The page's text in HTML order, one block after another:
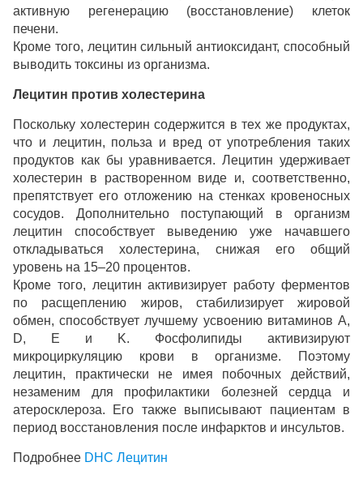
активную регенерацию (восстановление) клеток
печени.
Кроме того, лецитин сильный антиоксидант, способный
выводить токсины из организма.
Лецитин против холестерина
Поскольку холестерин содержится в тех же продуктах,
что и лецитин, польза и вред от употребления таких
продуктов как бы уравнивается. Лецитин удерживает
холестерин в растворенном виде и, соответственно,
препятствует его отложению на стенках кровеносных
сосудов. Дополнительно поступающий в организм
лецитин способствует выведению уже начавшего
откладываться холестерина, снижая его общий
уровень на 15–20 процентов.
Кроме того, лецитин активизирует работу ферментов
по расщеплению жиров, стабилизирует жировой
обмен, способствует лучшему усвоению витаминов А,
D, E и K. Фосфолипиды активизируют
микроциркуляцию крови в организме. Поэтому
лецитин, практически не имея побочных действий,
незаменим для профилактики болезней сердца и
атеросклероза. Его также выписывают пациентам в
период восстановления после инфарктов и инсультов.
Подробнее DHC Лецитин